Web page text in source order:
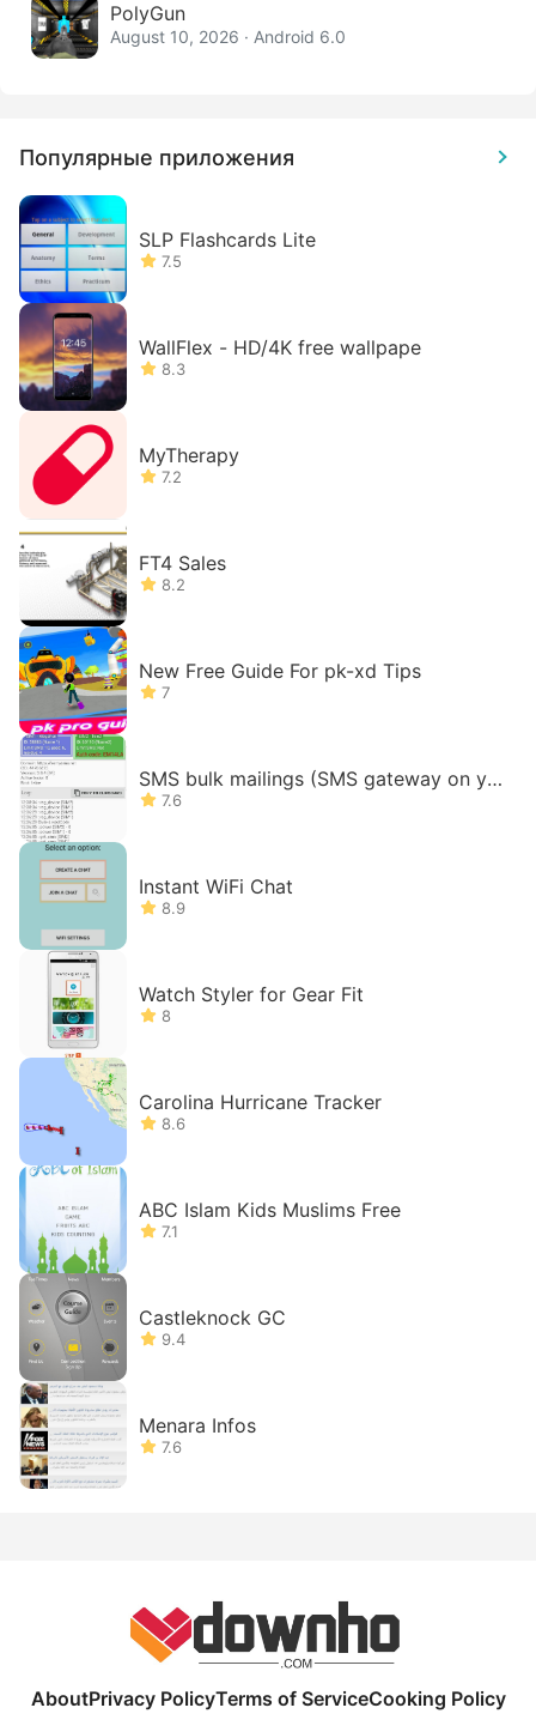
PolyGun
August 10, 2026 · Android 6.0
Популярные приложения
SLP Flashcards Lite
7.5
WallFlex - HD/4K free wallpape
8.3
MyTherapy
7.2
FT4 Sales
8.2
New Free Guide For pk-xd Tips
7
SMS bulk mailings (SMS gateway on yo
ur phone)
7.6
Instant WiFi Chat
8.9
Watch Styler for Gear Fit
8
Carolina Hurricane Tracker
8.6
ABC Islam Kids Muslims Free
7.1
Castleknock GC
9.4
Menara Infos
7.6
AboutPrivacy PolicyTerms of ServiceCooking Policy